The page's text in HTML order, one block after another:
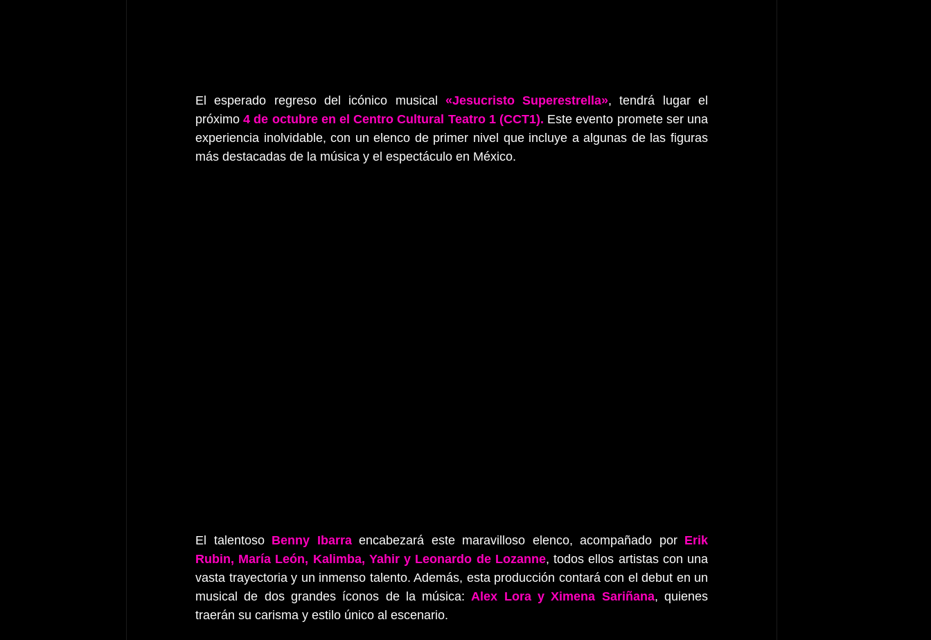
El esperado regreso del icónico musical «Jesucristo Superestrella», tendrá lugar el
próximo 4 de octubre en el Centro Cultural Teatro 1 (CCT1). Este evento promete ser una
experiencia inolvidable, con un elenco de primer nivel que incluye a algunas de las figuras
más destacadas de la música y el espectáculo en México.
El talentoso Benny Ibarra encabezará este maravilloso elenco, acompañado por Erik
Rubin, María León, Kalimba, Yahir y Leonardo de Lozanne, todos ellos artistas con una
vasta trayectoria y un inmenso talento. Además, esta producción contará con el debut en un
musical de dos grandes íconos de la música: Alex Lora y Ximena Sariñana, quienes
traerán su carisma y estilo único al escenario.